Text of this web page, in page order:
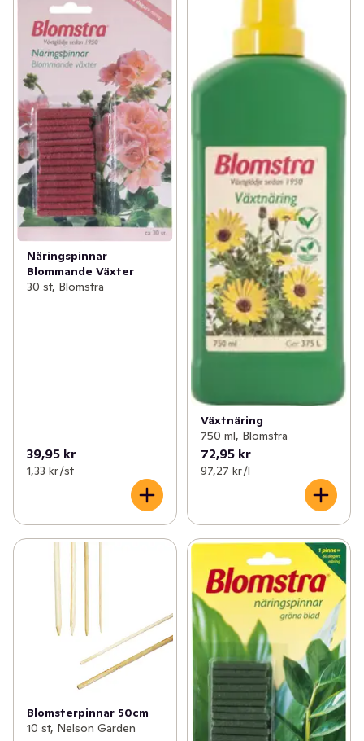
Näringspinnar
Blommande Växter
30 st, Blomstra
39,95 kr
1,33 kr /st
Växtnäring
750 ml, Blomstra
72,95 kr
97,27 kr /l
Blomsterpinnar 50cm
10 st, Nelson Garden